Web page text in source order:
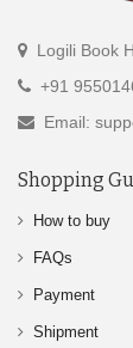
Logili Book
+91
Email:
Shopping
How to buy
FAQs
Payment
Shipment